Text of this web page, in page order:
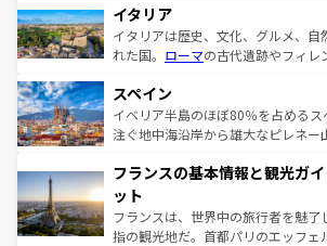
イタリア
イタリアは歴史、文化、グルメ、自
れた国。 ローマの古代遺跡やフィレ
ろん、トスカーナの美しい田園風景
景など、自然景観も見逃せない。観
ピザやパスタなど、絶品のイタリア
ませてくれるイタリアで、忘れられ
なお、新着のイタリア情報は
しい。
スペイン
イベリア半島のほぼ80％を占める
注ぐ地中海沿岸から雄大なピレネー
文化が根付くこの国では、情熱的な
れる闘牛、そして美味しいタパスが
る。首都マドリードの洗練された雰
アートに溢れた街角から、地方では
フランスの基本情報と観光ガ
ット
フランスは、世界中の旅行者を魅了
指の観光地だ。首都パリのエッフェ